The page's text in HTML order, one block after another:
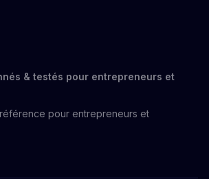
& testés pour entrepreneurs et
pour entrepreneurs et